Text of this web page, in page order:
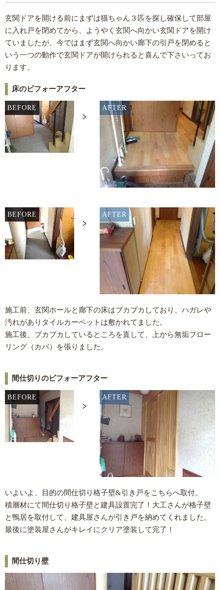
玄関ドアを開ける前にまずは猫ちゃん３匹を探し確保して部屋
に入れ戸を閉めてから、ようやく玄関へ向かい玄関ドアを開け
ていましたが、今ではまず玄関へ向かい廊下の引戸を閉めると
いう一つの動作で玄関ドアが開けられると喜んで下さいってお
ります。
床のビフォーアフター
BEFORE AFTER
BEFORE AFTER
施工前、玄関ホールと廊下の床はブカブカしており、ハガレや
汚れがありタイルカーペットは敷かれてました。
施工後、ブカブカしているところを直して、上から無垢フロー
リング（カバ）を張りました。
間仕切りのビフォーアフター
BEFORE AFTER
いよいよ、目的の間仕切り格子壁&引き戸をこちらへ取付。
積層材にて間仕切り格子壁と建具設置完了！大工さんが格子壁
と鴨居を取付して、建具屋さんが引き戸を納めてくれました。
最後に塗装屋さんがキレイにクリア塗装して完了！
間仕切り壁